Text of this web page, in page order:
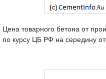
Цена товарного бетона от
по курсу ЦБ РФ на середину